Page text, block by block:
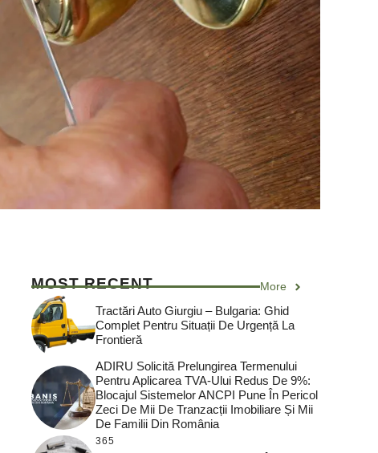
MOST RECENT More
Tractări Auto Giurgiu – Bulgaria: Ghid
Complet Pentru Situații De Urgență La
Frontieră
ADIRU Solicită Prelungirea Termenului
Pentru Aplicarea TVA-Ului Redus De 9%:
Blocajul Sistemelor ANCPI Pune În Pericol
Zeci De Mii De Tranzacții Imobiliare Și Mii
De Familii Din România
365